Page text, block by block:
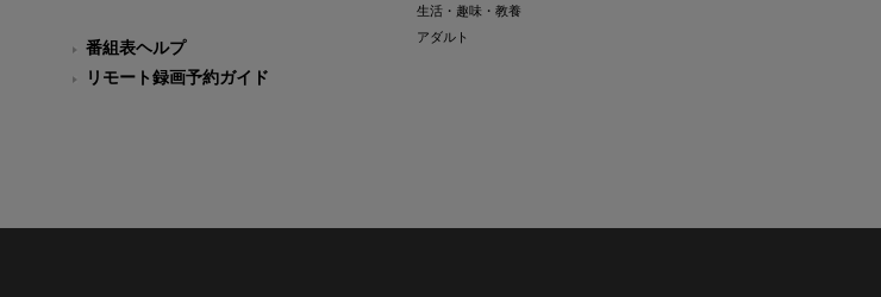
番組表ヘルプ
リモート録画予約ガイド
生活・趣味・教養
アダルト